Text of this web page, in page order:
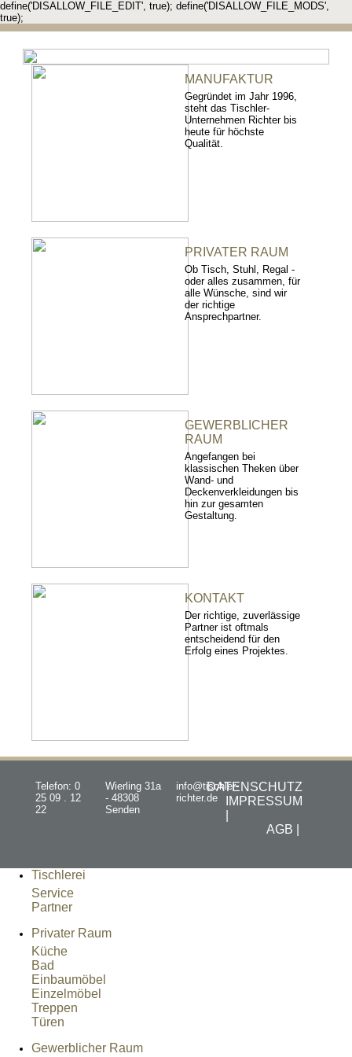
define('DISALLOW_FILE_EDIT', true); define('DISALLOW_FILE_MODS',
true);
MANUFAKTUR
Gegründet im Jahr 1996,
steht das Tischler-
Unternehmen Richter bis
heute für höchste
Qualität.
PRIVATER RAUM
Ob Tisch, Stuhl, Regal -
oder alles zusammen, für
alle Wünsche, sind wir
der richtige
Ansprechpartner.
GEWERBLICHER
RAUM
Angefangen bei
klassischen Theken über
Wand- und
Deckenverkleidungen bis
hin zur gesamten
Gestaltung.
KONTAKT
Der richtige, zuverlässige
Partner ist oftmals
entscheidend für den
Erfolg eines Projektes.
Telefon: 0
25 09 . 12
22
Wierling 31a
- 48308
Senden
info@tischler-
richter.de
DATENSCHUTZ
IMPRESSUM
AGB |
Tischlerei
Service
Partner
Privater Raum
Küche
Bad
Einbaumöbel
Einzelmöbel
Treppen
Türen
Gewerblicher Raum